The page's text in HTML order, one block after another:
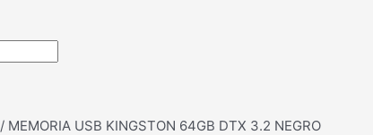
/ MEMORIA USB KINGSTON 64GB DTX 3.2 NEGRO